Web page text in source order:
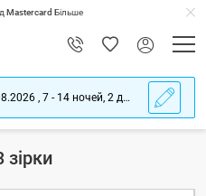
Mastercard Більше
Чорногорія, виліт 09.08.2026 - 16.08.2026 , 7 - 14 ночей, 2 дорослих